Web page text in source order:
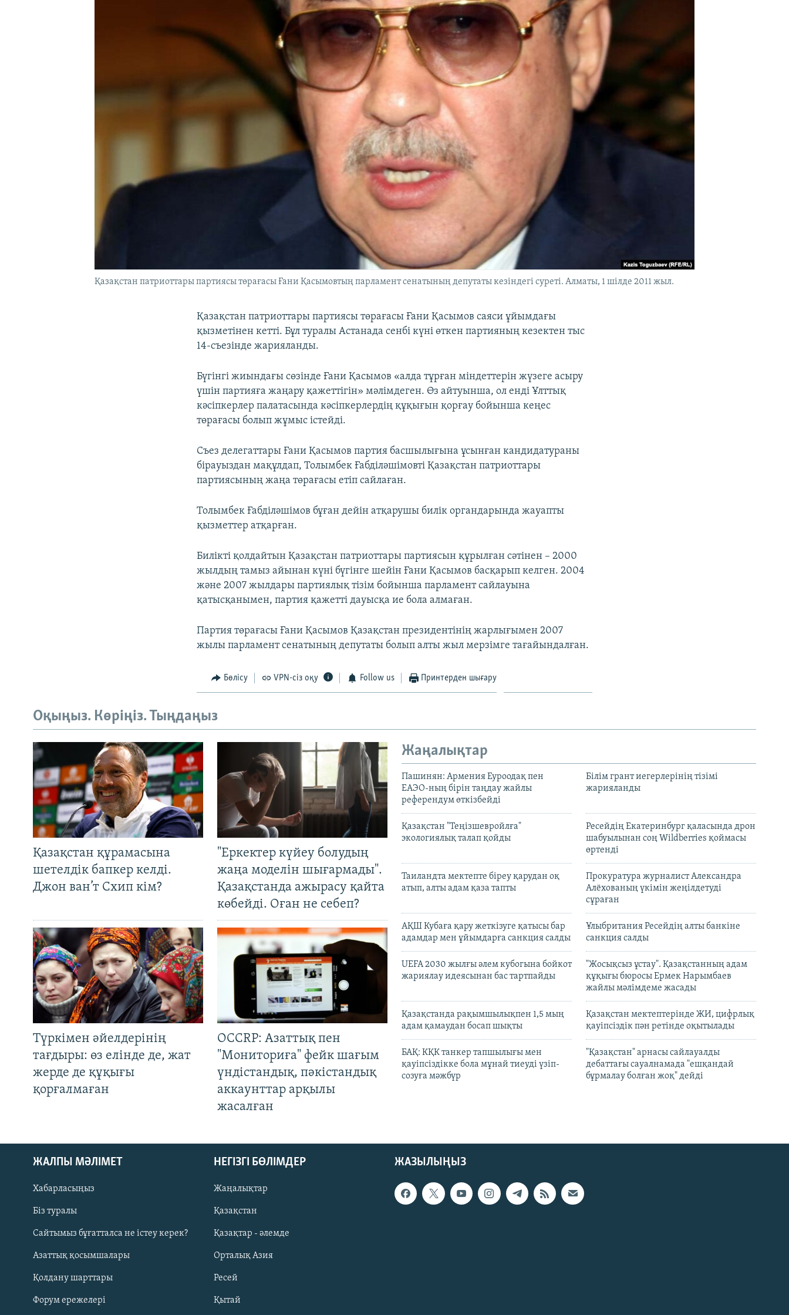
Русский
ЖАЗЫЛЫҢЫЗ
Қазақстан патриоттары партиясы төрағасы Ғани Қасымовтың парламент сенатының депутаты кезіндегі суреті. Алматы, 1 шілде 2011 жыл.
Қазақстан патриоттары партиясы төрағасы Ғани Қасымов саяси ұйымдағы
қызметінен кетті. Бұл туралы Астанада сенбі күні өткен партияның кезектен тыс
14-съезінде жарияланды.
Бүгінгі жиындағы сөзінде Ғани Қасымов «алда тұрған міндеттерін жүзеге асыру
үшін партияға жаңару қажеттігін» мәлімдеген. Өз айтуынша, ол енді Ұлттық
кәсіпкерлер палатасында кәсіпкерлердің құқығын қорғау бойынша кеңес
төрағасы болып жұмыс істейді.
Съез делегаттары Ғани Қасымов партия басшылығына ұсынған кандидатураны
бірауыздан мақұлдап, Толымбек Ғабділәшімовті Қазақстан патриоттары
партиясының жаңа төрағасы етіп сайлаған.
Толымбек Ғабділәшімов бұған дейін атқарушы билік органдарында жауапты
қызметтер атқарған.
Билікті қолдайтын Қазақстан патриоттары партиясын құрылған сәтінен – 2000
жылдың тамыз айынан күні бүгінге шейін Ғани Қасымов басқарып келген. 2004
және 2007 жылдары партиялық тізім бойынша парламент сайлауына
қатысқанымен, партия қажетті дауысқа ие бола алмаған.
Партия төрағасы Ғани Қасымов Қазақстан президентінің жарлығымен 2007
жылы парламент сенатының депутаты болып алты жыл мерзімге тағайындалған.
Бөлісу VPN-сіз оқу Follow us Принтерден шығару
Оқыңыз. Көріңіз. Тыңдаңыз
Қазақстан құрамасына
шетелдік бапкер келді.
Джон ван’т Схип кім?
"Еркектер күйеу болудың
жаңа моделін шығармады".
Қазақстанда ажырасу қайта
көбейді. Оған не себеп?
Түркімен әйелдерінің
тағдыры: өз елінде де, жат
жерде де құқығы
қорғалмаған
OCCRP: Азаттық пен
"Мониториға" фейк шағым
үндістандық, пәкістандық
аккаунттар арқылы
жасалған
Жаңалықтар
Пашинян: Армения Еуроодақ пен
ЕАЭО-ның бірін таңдау жайлы
референдум өткізбейді
Білім грант иегерлерінің тізімі
жарияланды
Қазақстан "Теңізшевройлға"
экологиялық талап қойды
Ресейдің Екатеринбург қаласында дрон
шабуылынан соң Wildberries қоймасы
өртенді
Таиландта мектепте біреу қарудан оқ
атып, алты адам қаза тапты
Прокуратура журналист Александра
Алёхованың үкімін жеңілдетуді
сұраған
АҚШ Кубаға қару жеткізуге қатысы бар
адамдар мен ұйымдарға санкция салды
Ұлыбритания Ресейдің алты банкіне
санкция салды
UEFA 2030 жылғы әлем кубогына бойкот
жариялау идеясынан бас тартпайды
"Жосықсыз ұстау". Қазақстанның адам
құқығы бюросы Ермек Нарымбаев
жайлы мәлімдеме жасады
Қазақстанда рақымшылықпен 1,5 мың
адам қамаудан босап шықты
Қазақстан мектептерінде ЖИ, цифрлық
қауіпсіздік пән ретінде оқытылады
БАҚ: КҚК танкер тапшылығы мен
қауіпсіздікке бола мұнай тиеуді үзіп-
созуға мәжбүр
"Қазақстан" арнасы сайлауалды
дебаттағы сауалнамада "ешқандай
бұрмалау болған жоқ" дейді
ЖАЗЫЛЫҢЫЗ
ЖАЛПЫ МӘЛІМЕТ
Хабарласыңыз
Біз туралы
Сайтымыз бұғатталса не істеу керек?
Азаттық қосымшалары
Қолдану шарттары
Форум ережелері
НЕГІЗГІ БӨЛІМДЕР
Жаңалықтар
Қазақстан
Қазақтар - әлемде
Орталық Азия
Ресей
Қытай